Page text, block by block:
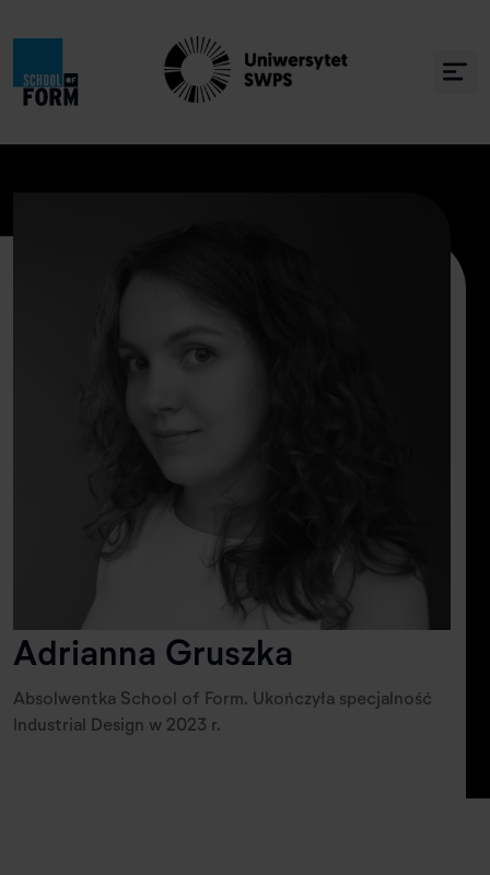
Adrianna Gruszka
Absolwentka School of Form. Ukończyła specjalność
Industrial Design w 2023 r.